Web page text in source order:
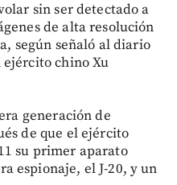
sin ser detectado a
de alta resolución
según señaló al diario
chino Xu
generación de
de que el ejército
su primer aparato
espionaje, el J-20, y un